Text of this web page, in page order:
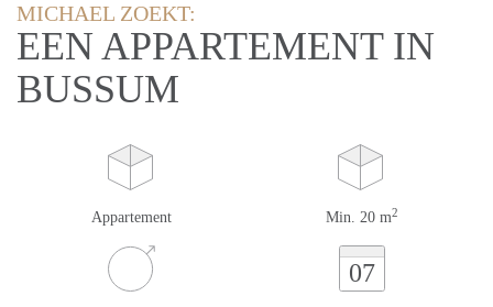
MICHAEL ZOEKT:
EEN APPARTEMENT IN
BUSSUM
Appartement Min. 20 m2
07